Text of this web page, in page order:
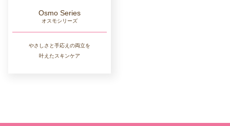
Osmo Series
オスモシリーズ
やさしさと手応えの両立を
叶えたスキンケア